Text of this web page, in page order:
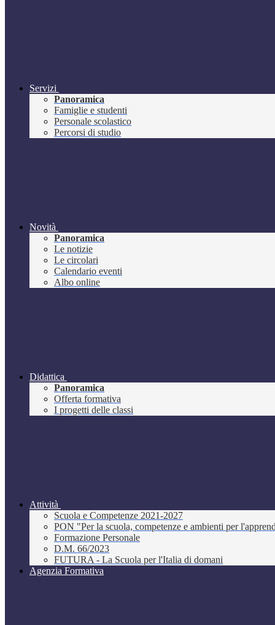
Servizi
Panoramica
Famiglie e studenti
Personale scolastico
Percorsi di studio
Novità
Panoramica
Le notizie
Le circolari
Calendario eventi
Albo online
Didattica
Panoramica
Offerta formativa
I progetti delle classi
Attività
Scuola e Competenze 2021-2027
PON "Per la scuola, competenze e ambienti per
Formazione Personale
D.M. 66/2023
FUTURA - La Scuola per l'Italia di domani
Agenzia Formativa